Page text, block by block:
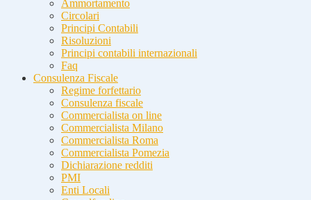
Ammortamento
Circolari
Principi Contabili
Risoluzioni
Principi contabili internazionali
Faq
Consulenza Fiscale
Regime forfettario
Consulenza fiscale
Commercialista on line
Commercialista Milano
Commercialista Roma
Commercialista Pomezia
Dichiarazione redditi
PMI
Enti Locali